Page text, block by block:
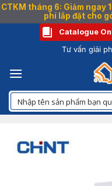
CTKM tháng 6: Giảm ngay
phí lắp đặt cho
dung
Catalogue
Tư vấn giải